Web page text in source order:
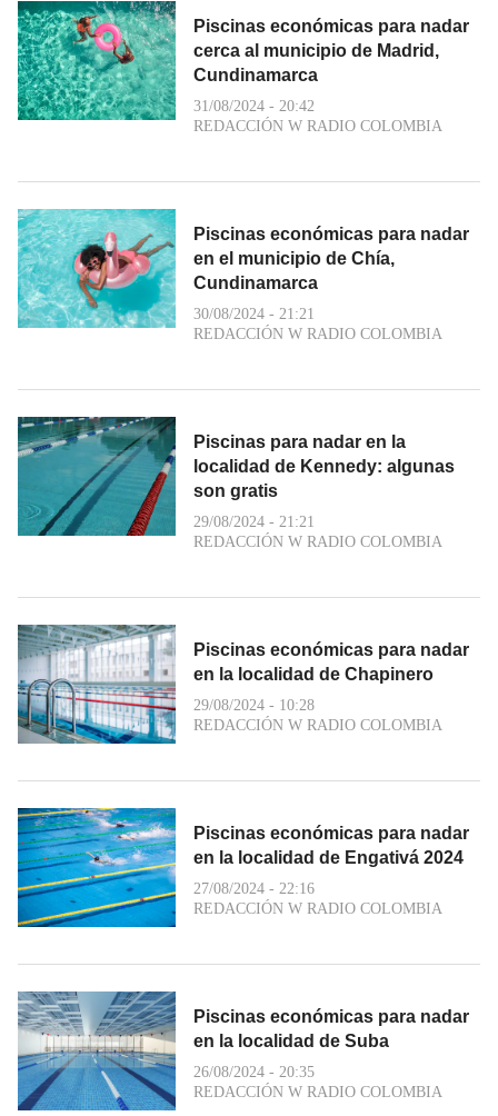
Piscinas económicas para nadar
cerca al municipio de Madrid,
Cundinamarca
31/08/2024 - 20:42
REDACCIÓN W RADIO COLOMBIA
Piscinas económicas para nadar
en el municipio de Chía,
Cundinamarca
30/08/2024 - 21:21
REDACCIÓN W RADIO COLOMBIA
Piscinas para nadar en la
localidad de Kennedy: algunas
son gratis
29/08/2024 - 21:21
REDACCIÓN W RADIO COLOMBIA
Piscinas económicas para nadar
en la localidad de Chapinero
29/08/2024 - 10:28
REDACCIÓN W RADIO COLOMBIA
Piscinas económicas para nadar
en la localidad de Engativá 2024
27/08/2024 - 22:16
REDACCIÓN W RADIO COLOMBIA
Piscinas económicas para nadar
en la localidad de Suba
26/08/2024 - 20:35
REDACCIÓN W RADIO COLOMBIA